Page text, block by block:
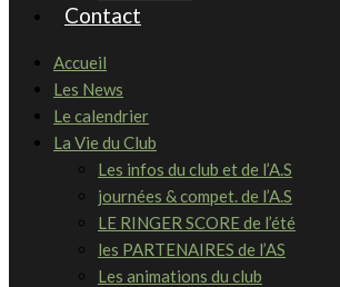
Contact
Accueil
Les News
Le calendrier
La Vie du Club
Les infos du club et de l’A.S
journées & compet. de l’A.S
LE RINGER SCORE de l’été
les PARTENAIRES de l’AS
Les animations du club